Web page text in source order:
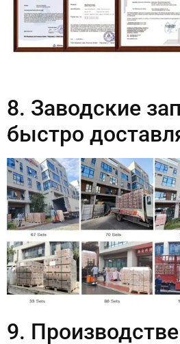
8. Заводские
быстро
9.